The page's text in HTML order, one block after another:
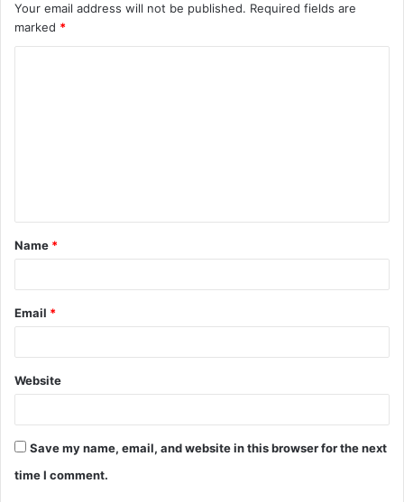
Your email address will not be published. Required fields are
marked *
Name *
Email *
Website
Save my name, email, and website in this browser for the next
time I comment.